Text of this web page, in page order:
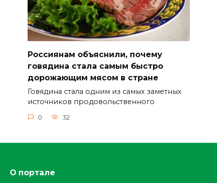
Россиянам объяснили, почему
говядина стала самым быстро
дорожающим мясом в стране
Говядина стала одним из самых заметных
источников продовольственного
0 32
О портале